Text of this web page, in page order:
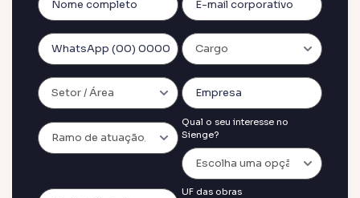
Solução
sua
Qual o seu interesse no
Sienge?
UF das obras